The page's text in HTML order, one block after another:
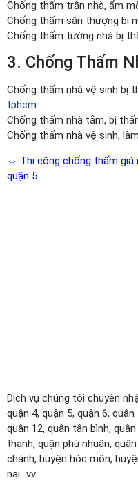
Chống thấm trần nhà, ẩm
Chống thấm sân thượng bị
Chống thấm tường nhà bị
3. Chống Thấm
Chống thấm nhà vệ sinh bị
tphcm
Chống thấm nhà tắm, bị
Chống thấm nhà vệ sinh,
⇔ Thi công chống thấm giá
quận 5.
Dịch vụ chúng tôi chuyên
quận 4, quận 5, quận 6,
quận 12, quận tân bình,
thạnh, quận phú nhuận,
chánh, huyện hóc môn,
nai…vv